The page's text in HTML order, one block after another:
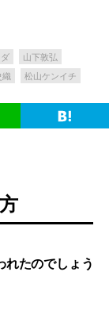
山下敦弘
織 松山ケンイチ
れたのでしょう